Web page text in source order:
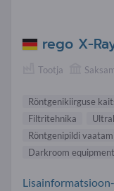
rego X-
Tootja
Röntgenikiirguse
Filtritehnika
Röntgeni pildi
Darkroom equipment
Lisainformatsioon-